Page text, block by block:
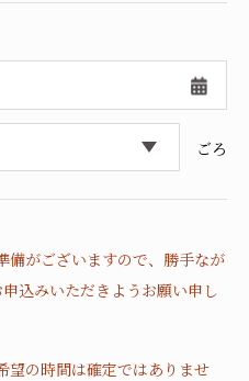
ごろ
がございますので、 勝手なが
込みいただきようお願い申し
望の時間は確定ではありませ